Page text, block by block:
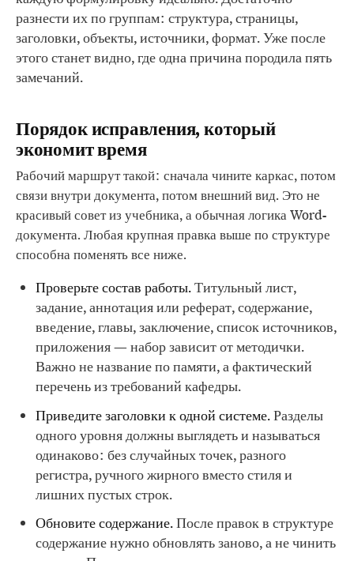
разнести их по группам: структура, страницы,
заголовки, объекты, источники, формат. Уже после
этого станет видно, где одна причина породила пять
замечаний.
Порядок исправления, который
экономит время
Рабочий маршрут такой: сначала чините каркас, потом
связи внутри документа, потом внешний вид. Это не
красивый совет из учебника, а обычная логика Word-
документа. Любая крупная правка выше по структуре
способна поменять все ниже.
Проверьте состав работы.Титульный лист,
задание, аннотация или реферат, содержание,
введение, главы, заключение, список источников,
приложения — набор зависит от методички.
Важно не название по памяти, а фактический
перечень из требований кафедры.
Приведите заголовки к одной системе.Разделы
одного уровня должны выглядеть и называться
одинаково: без случайных точек, разного
регистра, ручного жирного вместо стиля и
лишних пустых строк.
Обновите содержание.После правок в структуре
содержание нужно обновлять заново, а не чинить